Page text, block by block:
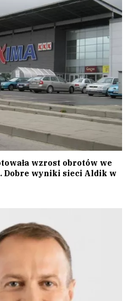
wzrost obrotów we
Dobre wyniki sieci Aldik w